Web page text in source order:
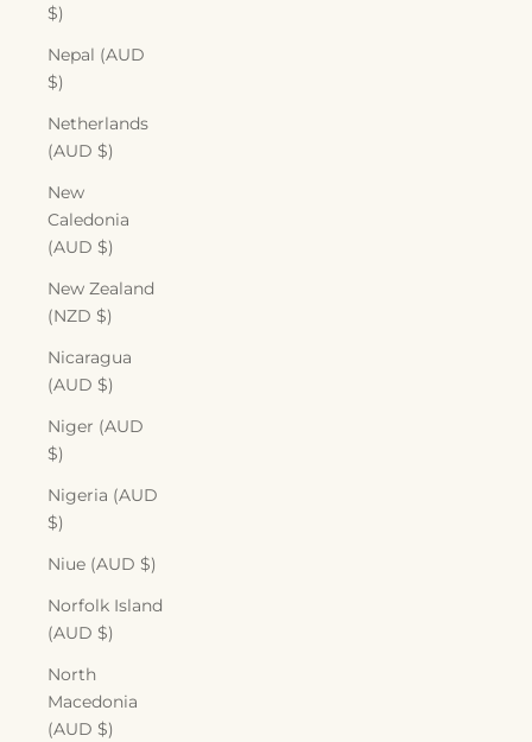
$)
Nepal (AUD
$)
Netherlands
(AUD $)
New
Caledonia
(AUD $)
New Zealand
(NZD $)
Nicaragua
(AUD $)
Niger (AUD
$)
Nigeria (AUD
$)
Niue (AUD $)
Norfolk Island
(AUD $)
North
Macedonia
(AUD $)